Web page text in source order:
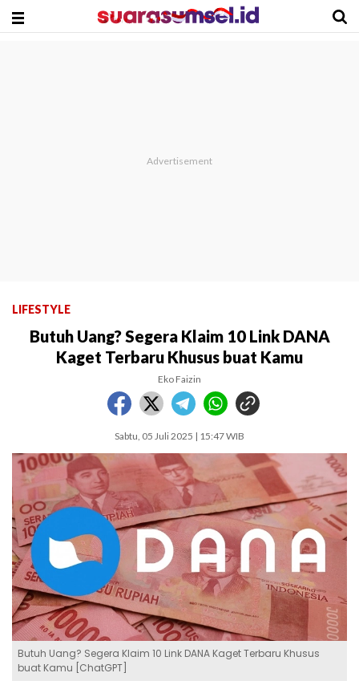
LIFESTYLE
Butuh Uang? Segera Klaim 10 Link DANA
Kaget Terbaru Khusus buat Kamu
Eko Faizin
Sabtu, 05 Juli 2025 | 15:47 WIB
Butuh Uang? Segera Klaim 10 Link DANA Kaget Terbaru Khusus
buat Kamu [ChatGPT]